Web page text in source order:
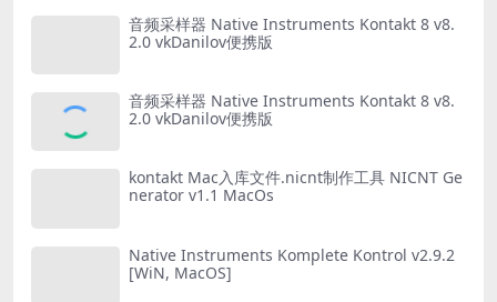
音频采样器 Native Instruments Kontakt 8 v8.
2.0 vkDanilov便携版
音频采样器 Native Instruments Kontakt 8 v8.
2.0 vkDanilov便携版
kontakt Mac入库文件.nicnt制作工具 NICNT Ge
nerator v1.1 MacOs
Native Instruments Komplete Kontrol v2.9.2
[WiN, MacOS]